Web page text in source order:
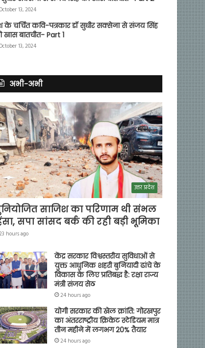
13, 2024
के चर्चित कवि-पत्रकार डॉ सुधीर सक्सेना से संजय सिंह
खास बातचीत- Part 1
13, 2024
अभी-अभी
उत्तर प्रदेश
साजिश का परिणाम थी संभल
सपा सांसद बर्क की रही बड़ी भूमिका
hours ago
केंद्र सरकार विश्वस्तरीय सुविधाओं से
युक्त आधुनिक शहरी बुनियादी ढांचे के
विकास के लिए प्रतिबद्ध है: रक्षा राज्य
मंत्री संजय सेठ
24 hours ago
योगी सरकार की खेल क्रांति: गोरखपुर
का अंतरराष्ट्रीय क्रिकेट स्टेडियम मात्र
तीन महीने में लगभग 20% तैयार
24 hours ago